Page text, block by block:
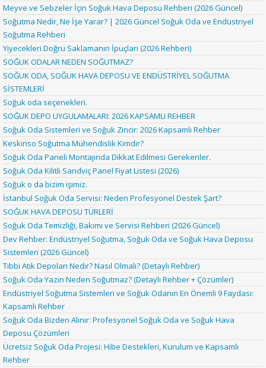
Meyve ve Sebzeler İçin Soğuk Hava Deposu Rehberi (2026 Güncel)
Soğutma Nedir, Ne İşe Yarar? | 2026 Güncel Soğuk Oda ve Endüstriyel
Soğutma Rehberi
Yiyecekleri Doğru Saklamanın İpuçları (2026 Rehberi)
SOĞUK ODALAR NEDEN SOĞUTMAZ?
SOĞUK ODA, SOĞUK HAVA DEPOSU VE ENDÜSTRİYEL SOĞUTMA
SİSTEMLERİ
Soğuk oda seçenekleri.
SOĞUK DEPO UYGULAMALARI: 2026 KAPSAMLI REHBER
Soğuk Oda Sistemleri ve Soğuk Zincir: 2026 Kapsamlı Rehber
Keskinso Soğutma Mühendislik Kimdir?
Soğuk Oda Paneli Montajında Dikkat Edilmesi Gerekenler.
Soğuk Oda Kilitli Sandviç Panel Fiyat Listesi (2026)
Soğuk o da bizim işimiz.
İstanbul Soğuk Oda Servisi: Neden Profesyonel Destek Şart?
SOĞUK HAVA DEPOSU TÜRLERİ
Soğuk Oda Temizliği, Bakımı ve Servisi Rehberi (2026 Güncel)
Dev Rehber: Endüstriyel Soğutma, Soğuk Oda ve Soğuk Hava Deposu
Sistemleri (2026 Güncel)
Tıbbi Atık Depoları Nedir? Nasıl Olmalı? (Detaylı Rehber)
Soğuk Oda Yazın Neden Soğutmaz? (Detaylı Rehber + Çözümler)
Endüstriyel Soğutma Sistemleri ve Soğuk Odanın En Önemli 9 Faydası:
Kapsamlı Rehber
Soğuk Oda Bizden Alınır: Profesyonel Soğuk Oda ve Soğuk Hava
Deposu Çözümleri
Ücretsiz Soğuk Oda Projesi: Hibe Destekleri, Kurulum ve Kapsamlı
Rehber